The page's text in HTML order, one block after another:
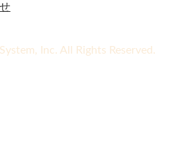
Inc. All Rights Reserved.